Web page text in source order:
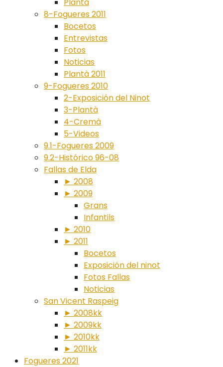
8-Fogueres 2011
Bocetos
Entrevistas
Fotos
Noticias
Plantà 2011
9-Fogueres 2010
2-Exposición del Ninot
3-Plantà
4-Cremà
5-Videos
9.1-Fogueres 2009
9.2-Histórico 96-08
Fallas de Elda
► 2008
► 2009
Grans
Infantils
► 2010
► 2011
Bocetos
Exposición del ninot
Fotos Fallas
Noticias
San Vicent Raspeig
► 2008kk
► 2009kk
► 2010kk
► 2011kk
Fogueres 2021